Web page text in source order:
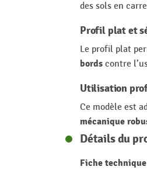
des sols en
Profil plat et
Le profil plat
bords contre
Utilisation
Ce modèle est
mécanique
Détails du
Fiche technique